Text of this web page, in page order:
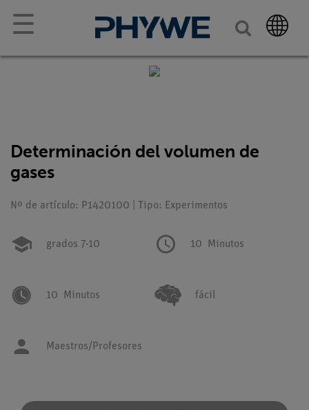
☰
Determinación del volumen de
gases
Nº de artículo: P1420100 | Tipo: Experimentos
grados 7-10 10 Minutos
10 Minutos fácil
Maestros/Profesores